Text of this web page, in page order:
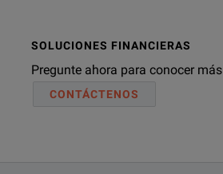
SOLUCIONES FINANCIERAS
Pregunte ahora para conocer más
CONTÁCTENOS